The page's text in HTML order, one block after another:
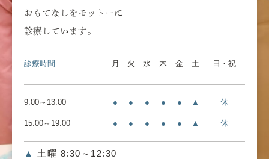
おもてなしをモットーに
診療しています。
診療時間 月 火 水 木 金 土 日・祝
9:00～13:00 ● ● ● ● ● ▲ 休
15:00～19:00 ● ● ● ● ● ▲ 休
▲
土曜 8:30～12:30